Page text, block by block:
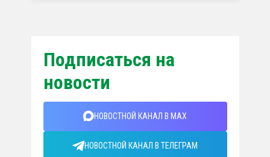
Подписаться на
новости
НОВОСТНОЙ КАНАЛ В MAX
НОВОСТНОЙ КАНАЛ В ТЕЛЕГРАМ